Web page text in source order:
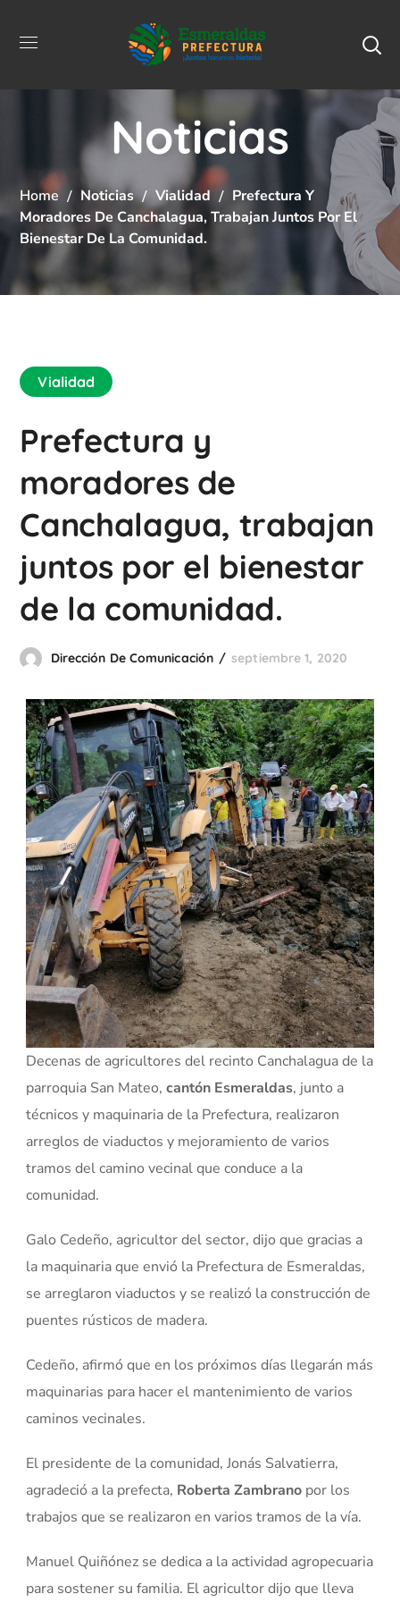
Noticias
Home Noticias Vialidad
Prefectura Y
Moradores De Canchalagua, Trabajan Juntos Por El
Bienestar De La Comunidad.
Vialidad
Prefectura y
moradores de
Canchalagua, trabajan
juntos por el bienestar
de la comunidad.
Dirección De Comunicación septiembre 1, 2020
Decenas de agricultores del recinto Canchalagua de la
parroquia San Mateo,cantón Esmeraldas, junto a
técnicos y maquinaria de la Prefectura, realizaron
arreglos de viaductos y mejoramiento de varios
tramos del camino vecinal que conduce a la
comunidad.
Galo Cedeño, agricultor del sector, dijo que gracias a
la maquinaria que envió la Prefectura de Esmeraldas,
se arreglaron viaductos y se realizó la construcción de
puentes rústicos de madera.
Cedeño, afirmó que en los próximos días llegarán más
maquinarias para hacer el mantenimiento de varios
caminos vecinales.
El presidente de la comunidad, Jonás Salvatierra,
agradeció a la prefecta, Roberta Zambrano por los
trabajos que se realizaron en varios tramos de la vía.
Manuel Quiñónez se dedica a la actividad agropecuaria
para sostener su familia. El agricultor dijo que lleva